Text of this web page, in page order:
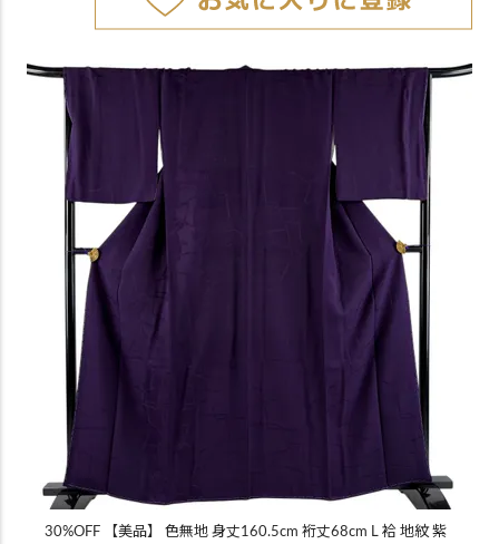
30%OFF 【美品】 色無地 身丈160.5cm 裄丈68cm L 袷 地紋 紫